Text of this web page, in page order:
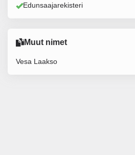
Edunsaajarekisteri
Muut nimet
Vesa Laakso